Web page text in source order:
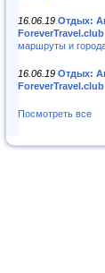
16.06.19 Отдых:
ForeverTravel.club
маршруты и
16.06.19 Отдых:
ForeverTravel.club
Посмотреть все